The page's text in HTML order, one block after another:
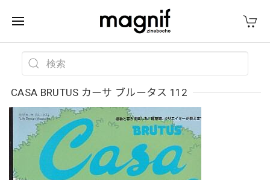
CASA BRUTUS カーサ ブルータス 112